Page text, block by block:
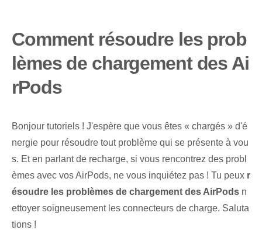
Comment résoudre les prob
lèmes de chargement des Ai
rPods
Bonjour tutoriels !​ J'espère que vous êtes « chargés » d'é
nergie pour résoudre tout problème qui se présente à vou
s. Et en parlant de recharge, si vous rencontrez des probl
èmes avec vos AirPods, ne vous inquiétez pas ! Tu peux r
ésoudre les problèmes de chargement des AirPods n
ettoyer soigneusement les connecteurs de charge⁤.⁤ Saluta
tions !